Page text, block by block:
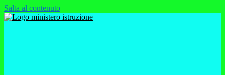
Salta al contenuto